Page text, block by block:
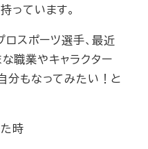
っています。
ロスポーツ選手、最近
職業やキャラクター
分もなってみたい！と
時